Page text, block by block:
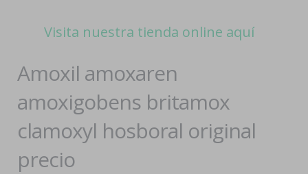
Visita nuestra tienda online aquí
Amoxil amoxaren
amoxigobens britamox
clamoxyl hosboral original
precio